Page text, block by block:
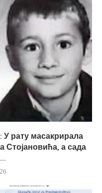
рату масакрирала
Стојановића, а сада